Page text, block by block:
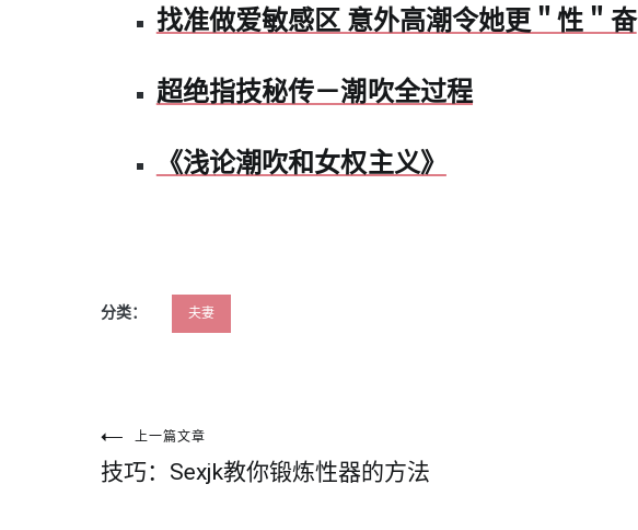
找准做爱敏感区 意外高潮令她更＂性＂奋
超绝指技秘传－潮吹全过程
《浅论潮吹和女权主义》
分类： 夫妻
文上一篇文章
技巧：Sexjk教你锻炼性器的方法